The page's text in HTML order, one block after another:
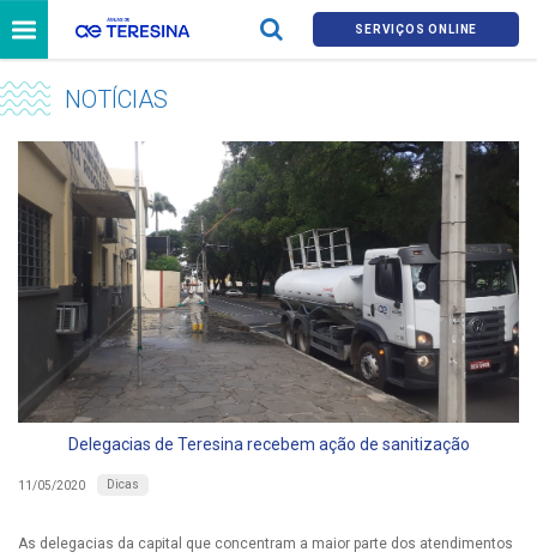
SERVIÇOS ONLINE
NOTÍCIAS
Delegacias de Teresina recebem ação de sanitização
11/05/2020 Dicas
As delegacias da capital que concentram a maior parte dos atendimentos